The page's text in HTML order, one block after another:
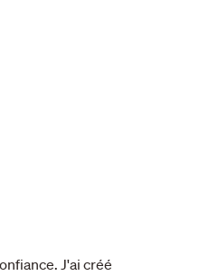
J'ai créé